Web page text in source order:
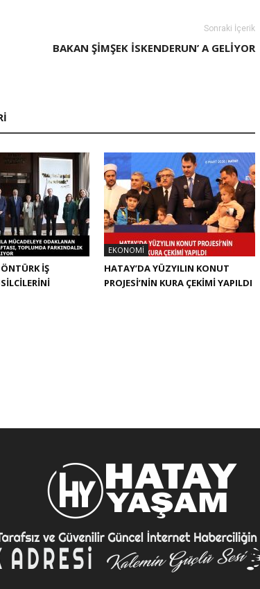
Sonraki İçerik
BAKAN ŞIMŞEK İSKENDERUN’ A GELIYOR
İŞ
EKONOMI
HATAY’DA YÜZYILIN KONUT
PROJESİ’NİN KURA ÇEKİMİ YAPILDI